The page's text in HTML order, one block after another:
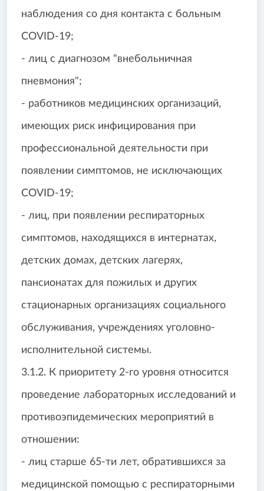
наблюдения со дня контакта с больным
COVID-19;
- лиц с диагнозом "внебольничная
пневмония";
- работников медицинских организаций,
имеющих риск инфицирования при
профессиональной деятельности при
появлении симптомов, не исключающих
COVID-19;
- лиц, при появлении респираторных
симптомов, находящихся в интернатах,
детских домах, детских лагерях,
пансионатах для пожилых и других
стационарных организациях социального
обслуживания, учреждениях уголовно-
исполнительной системы.
3.1.2. К приоритету 2-го уровня относится
проведение лабораторных исследований и
противоэпидемических мероприятий в
отношении:
- лиц старше 65-ти лет, обратившихся за
медицинской помощью с респираторными